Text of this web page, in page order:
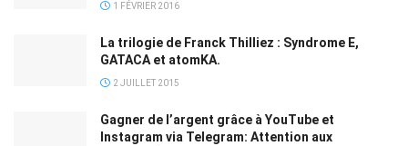
1 FÉVRIER 2016
La trilogie de Franck Thilliez : Syndrome E,
GATACA et atomKA.
2 JUILLET 2015
Gagner de l’argent grâce à YouTube et
Instagram via Telegram: Attention aux